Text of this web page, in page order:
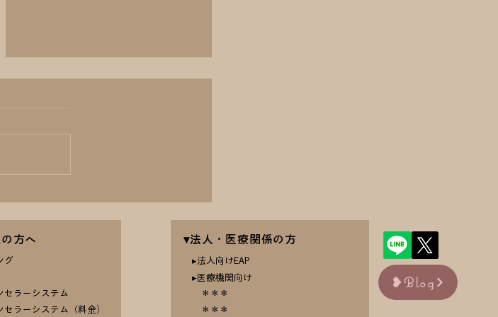
祝われても祝われなくても、
方へ
グ
セラーシステム
セラーシステム（料金）
▾法人・医療関係の方
▸法人向けEAP
▸医療機関向け
​ ＊＊＊
＊＊＊
❥Blog